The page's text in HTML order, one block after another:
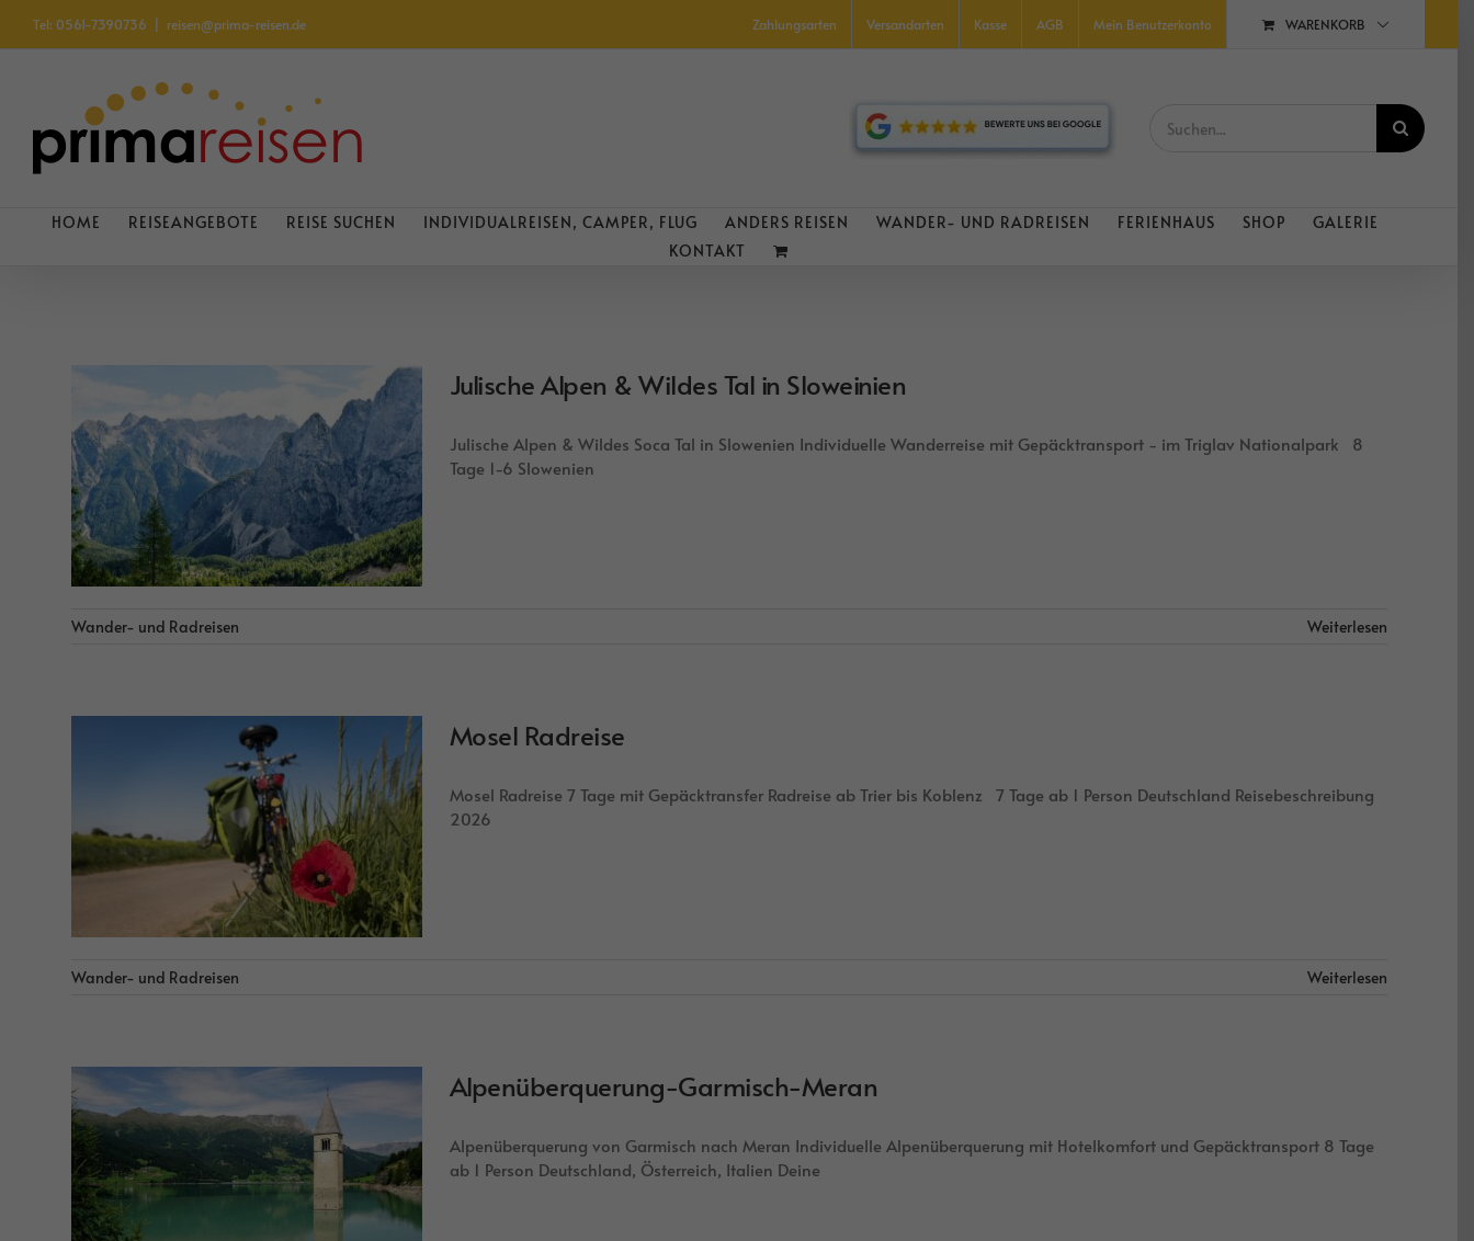
InhaltTel: 0561-7390736 reisen@prima-reisen.de Zahlungsarten Versandarten Kasse AGB Mein Benutzerkonto WARENKORB
nach:
HOME REISEANGEBOTE REISE SUCHEN INDIVIDUALREISEN, CAMPER, FLUG ANDERS REISEN WANDER- UND RADREISEN FERIENHAUS SHOP
GALERIE
KONTAKT
Julische Alpen & Wildes Tal in Sloweinien
Julische Alpen & Wildes Soca Tal in Slowenien Individuelle Wanderreise mit Gepäcktransport - im Triglav Nationalpark 8
Tage 1-6 Slowenien
Wander- und Radreisen Weiterlesen
Mosel Radreise
Mosel Radreise 7 Tage mit Gepäcktransfer Radreise ab Trier bis Koblenz 7 Tage ab 1 Person Deutschland Reisebeschreibung
2026
Wander- und Radreisen Weiterlesen
Alpenüberquerung-Garmisch-Meran
Alpenüberquerung von Garmisch nach Meran Individuelle Alpenüberquerung mit Hotelkomfort und Gepäcktransport 8 Tage
ab 1 Person Deutschland, Österreich, Italien Deine